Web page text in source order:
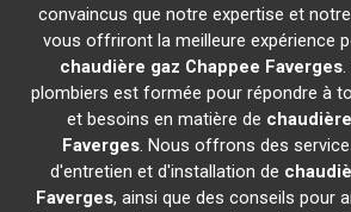
convaincus que notre expertise et
vous offriront la meilleure expérience
chaudière gaz Chappee Faverges.
plombiers est formée pour répondre à
et besoins en matière de
Faverges. Nous offrons des
d'entretien et d'installation de
Faverges, ainsi que des conseils pour